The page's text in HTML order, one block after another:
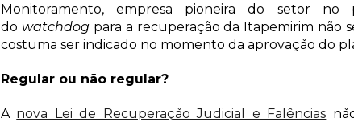
Monitoramento, empresa pioneira do setor no
do watchdogpara a recuperação da Itapemirim não
costuma ser indicado no momento da aprovação do
Regular ou não regular?
A nova Lei de Recuperação Judicial e Falências